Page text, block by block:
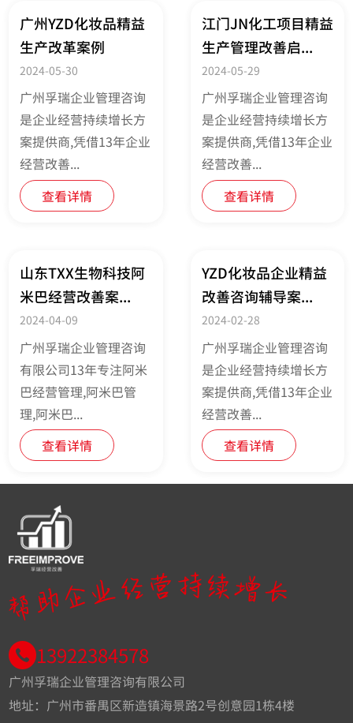
广州YZD化妆品精益
生产改革案例
2024-05-30
广州孚瑞企业管理咨询
是企业经营持续增长方
案提供商,凭借13年企业
经营改善...
查看详情
江门JN化工项目精益
生产管理改善启...
2024-05-29
广州孚瑞企业管理咨询
是企业经营持续增长方
案提供商,凭借13年企业
经营改善...
查看详情
山东TXX生物科技阿
米巴经营改善案...
2024-04-09
广州孚瑞企业管理咨询
有限公司13年专注阿米
巴经营管理,阿米巴管
理,阿米巴...
查看详情
YZD化妆品企业精益
改善咨询辅导案...
2024-02-28
广州孚瑞企业管理咨询
是企业经营持续增长方
案提供商,凭借13年企业
经营改善...
查看详情
13922384578
广州孚瑞企业管理咨询有限公司
地址：广州市番禺区新造镇海景路2号创意园1栋4楼